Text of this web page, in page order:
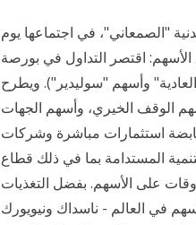
"الصمعاني"، في اجتماعها يوم
اقتصر التداول في بورصة
"بنك عوده العادية" وأسهم "سوليدير"). ويطرح
الوقف الخيري، وأسهم الجهات
استثمارات مباشرة وشركات
المستدامة بما في ذلك قطاع
على الأسهم. بفضل التغذيات
في العالم - ناسداك ونيويورك